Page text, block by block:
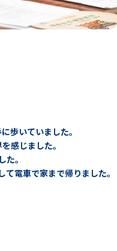
歩いていました。
感じました。
。
電車で家まで帰りました。